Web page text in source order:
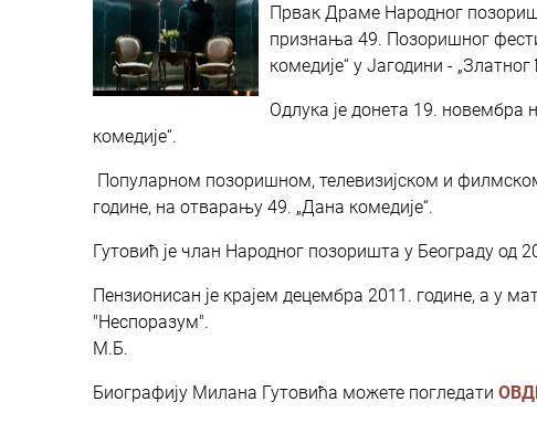
Првак Драме Народног
признања 49. Позоришног
комедије“ у Јагодини -
Одлука је донета 19. новембра
комедије“.
Популарном позоришном, телевизијском и
године, на отварању 49. „Дана комедије“.
Гутовић је члан Народног позоришта у Београду од
Пензионисан је крајем децембра 2011. године, а у
"Неспоразум".
М.Б.
Биографију Милана Гутовића можете погледати